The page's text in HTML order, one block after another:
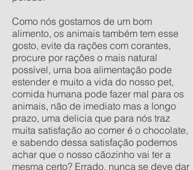
Como nós gostamos de um bom
alimento, os animais também tem esse
gosto, evite da rações com corantes,
procure por rações o mais natural
possível, uma boa alimentação pode
estender e muito a vida do nosso pet,
comida humana pode fazer mal para os
animais, não de imediato mas a longo
prazo, uma delicia que para nós traz
muita satisfação ao comer é o chocolate,
e sabendo dessa satisfação podemos
achar que o nosso cãozinho vai ter a
mesma certo? Errado, nunca se deve dar